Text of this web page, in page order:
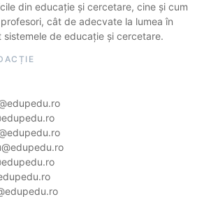
din educație și cercetare, cine și cum
cât de adecvate la lumea în
sistemele de educație și cercetare.